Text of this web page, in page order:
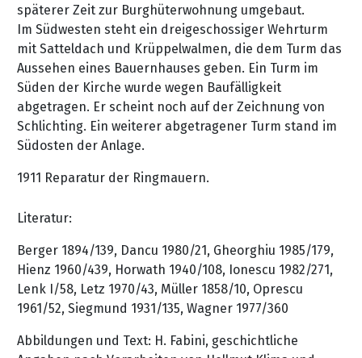
späterer Zeit zur Burghüterwohnung umgebaut.
Im Südwesten steht ein dreigeschossiger Wehrturm
mit Satteldach und Krüppelwalmen, die dem Turm das
Aussehen eines Bauernhauses geben. Ein Turm im
Süden der Kirche wurde wegen Baufälligkeit
abgetragen. Er scheint noch auf der Zeichnung von
Schlichting. Ein weiterer abgetragener Turm stand im
Südosten der Anlage.
1911 Reparatur der Ringmauern.
Literatur:
Berger 1894/139, Dancu 1980/21, Gheorghiu 1985/179,
Hienz 1960/439, Horwath 1940/108, Ionescu 1982/271,
Lenk I/58, Letz 1970/43, Müller 1858/10, Oprescu
1961/52, Siegmund 1931/135, Wagner 1977/360
Abbildungen und Text: H. Fabini, geschichtliche